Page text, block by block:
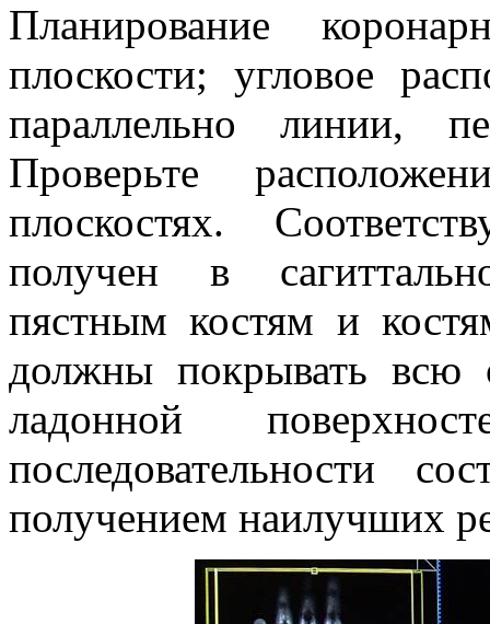
Планирование
плоскости; угловое
параллельно линии,
Проверьте
плоскостях.
получен в
пястным костям и
должны покрывать всю
ладонной
последовательности
получением наилучших